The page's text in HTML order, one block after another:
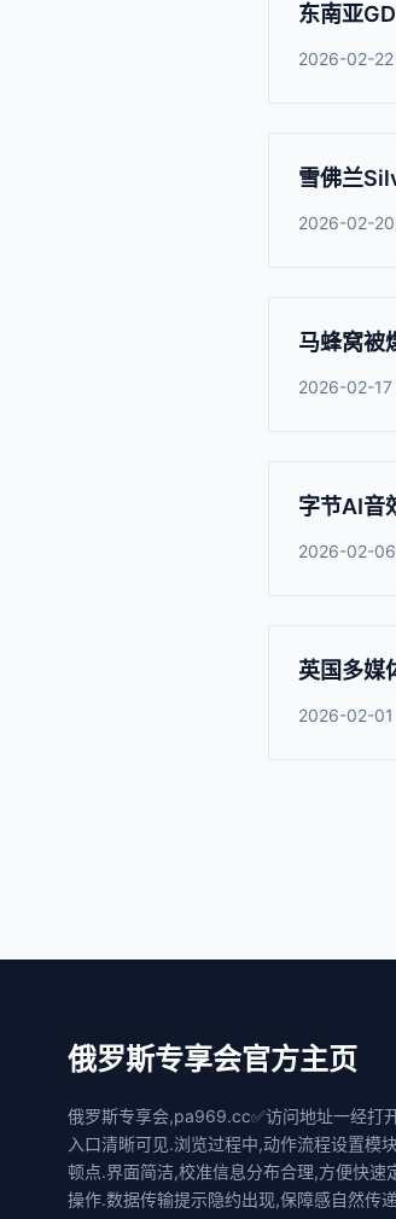
东南亚
2026-02-
雪佛兰
2026-02-
马蜂窝被
2026-02-
字节AI音
2026-02-
英国多媒
2026-02-
俄罗斯专享会官方主页
俄罗斯专享会,pa969.cc✅访问地址一经打
入口清晰可见.浏览过程中,动作流程设置模
顿点.界面简洁,校准信息分布合理,方便快速
操作.数据传输提示隐约出现,保障感自然传